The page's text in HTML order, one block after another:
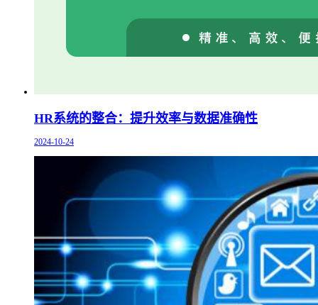
HR系统的整合：提升效率与数据准确性
2024-10-24